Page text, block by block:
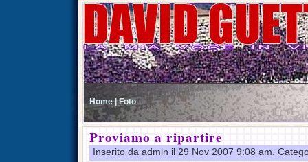
Home | Foto
Proviamo a ripartire
Inserito da admin il 29 Nov 2007 9:08 am.